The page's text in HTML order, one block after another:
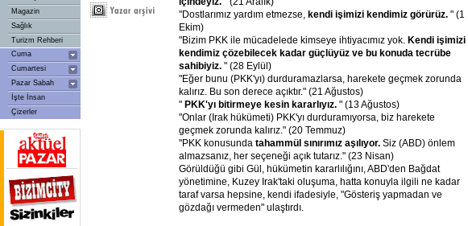
Magazin
Sağlık
Turizm Rehberi
Cuma
Cumartesi
Pazar Sabah
İşte İnsan
Çizerler
"Dostlarımız yardım etmezse, kendi işimizi kendimiz görürüz. " (1
Ekim)
"Bizim PKK ile mücadelede kimseye ihtiyacımız yok. Kendi işimizi
kendimiz çözebilecek kadar güçlüyüz ve bu konuda tecrübe
sahibiyiz. " (28 Eylül)
"Eğer bunu (PKK'yı) durduramazlarsa, harekete geçmek zorunda
kalırız. Bu son derece açıktır." (21 Ağustos)
" PKK'yı bitirmeye kesin kararlıyız. " (13 Ağustos)
"Onlar (Irak hükümeti) PKK'yı durduramıyorsa, biz harekete
geçmek zorunda kalırız." (20 Temmuz)
"PKK konusunda tahammül sınırımız aşılıyor. Siz (ABD) önlem
almazsanız, her seçeneği açık tutarız." (23 Nisan)
Görüldüğü gibi Gül, hükümetin kararlılığını, ABD'den Bağdat
yönetimine, Kuzey Irak'taki oluşuma, hatta konuyla ilgili ne kadar
taraf varsa hepsine, kendi ifadesiyle, "Gösteriş yapmadan ve
gözdağı vermeden" ulaştırdı.